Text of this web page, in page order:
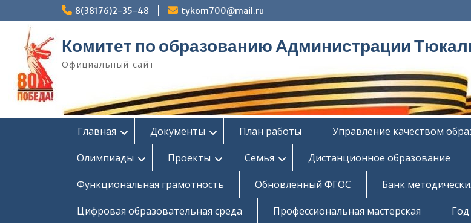
к
содержимому
8(38176)2-35-48 tykom700@mail.ru
Комитет по образованию Администрации
Официальный сайт
Главная Документы План работы Управление качеством
Олимпиады
Проекты Семья Дистанционное образование
Функциональная грамотность
Обновленный ФГОС
Банк
Цифровая образовательная среда
Профессиональная мастерская